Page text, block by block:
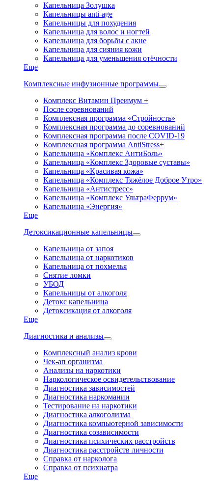
Капельница Золушка
Капельницы anti-age
Капельницы для похудения
Капельница для волос и ногтей
Капельница для борьбы с акне
Капельница для сияния кожи
Капельница для уменьшения отёчности
Еще
Комплексные инфузионные программы
Комплекс Витамин Преимум +
После соревнований
Комплексная программа «Стройность»
Комплексная программа до соревнований
Комплексная программа после COVID-19
Комплексная программа AntiStress+
Капельница «Комплекс АнтиБоль»
Капельница «Комплекс Здоровые суставы»
Капельница «Красивая кожа»
Капельница «Комплекс Тяжёлое Доброе Утро»
Капельница «Антистресс»
Капельница «Комплекс УльтраФеррум»
Капельница «Энергия»
Еще
Детоксикационные капельницы
Капельница от запоя
Капельница от наркотиков
Капельница от похмелья
Снятие ломки
УБОД
Капельницы от алкоголя
Детокс капельница
Детоксикация от алкоголя
Еще
Диагностика и анализы
Комплексный анализ крови
Чек-ап организма
Анализы на наркотики
Наркологическое освидетельствование
Диагностика зависимостей
Диагностика наркомании
Тестирование на наркотики
Диагностика алкоголизма
Диагностика компьютерной зависимости
Диагностика созависимости
Диагностика психических расстройств
Диагностика расстройств личности
Справка от нарколога
Справка от психиатра
Еще